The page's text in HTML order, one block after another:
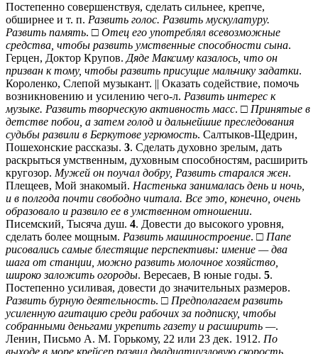
Постепенно совершенствуя, сделать сильнее, крепче,
обширнее и т. п. Развить голос. Развить мускулатуру.
Развить память. □ Отец его употреблял всевозможные
средства, чтобы развить умственные способности сына.
Герцен, Доктор Крупов. Дяде Максиму казалось, что он
призван к тому, чтобы развить присущие мальчику задатки.
Короленко, Слепой музыкант. || Оказать содействие, помочь
возникновению и усилению чего-л. Развить интерес к
музыке. Развить творческую активность масс. □ Принятые в
детстве побои, а затем голод и дальнейшие преследования
судьбы развили в Беркутове угрюмость. Салтыков-Щедрин,
Пошехонские рассказы. 3. Сделать духовно зрелым, дать
раскрыться умственным, духовным способностям, расширить
кругозор. Мужей он поучал добру, Развить старался жен.
Плещеев, Мой знакомый. Настенька занималась день и ночь,
и в полгода почти свободно читала. Все это, конечно, очень
образовало и развило ее в умственном отношении.
Писемский, Тысяча душ. 4. Довести до высокого уровня,
сделать более мощным. Развить машиностроение. □ Папе
рисовались самые блестящие перспективы: имение — два
шага от станции, можно развить молочное хозяйство,
широко заложить огороды. Вересаев, В юные годы. 5.
Постепенно усиливая, довести до значительных размеров.
Развить бурную деятельность. □ Предполагаем развить
усиленную агитацию среди рабочих за подписку, чтобы
собранными деньгами укрепить газету и расширить —.
Ленин, Письмо А. М. Горькому, 22 или 23 дек. 1912. По
выходе в море крейсер развил двадцатиузловую скорость.